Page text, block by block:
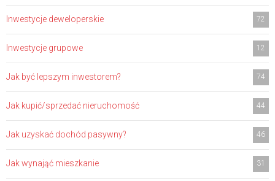
Inwestycje deweloperskie 72
Inwestycje grupowe 12
Jak być lepszym inwestorem? 74
Jak kupić/sprzedać nieruchomość 44
Jak uzyskać dochód pasywny? 46
Jak wynająć mieszkanie 31